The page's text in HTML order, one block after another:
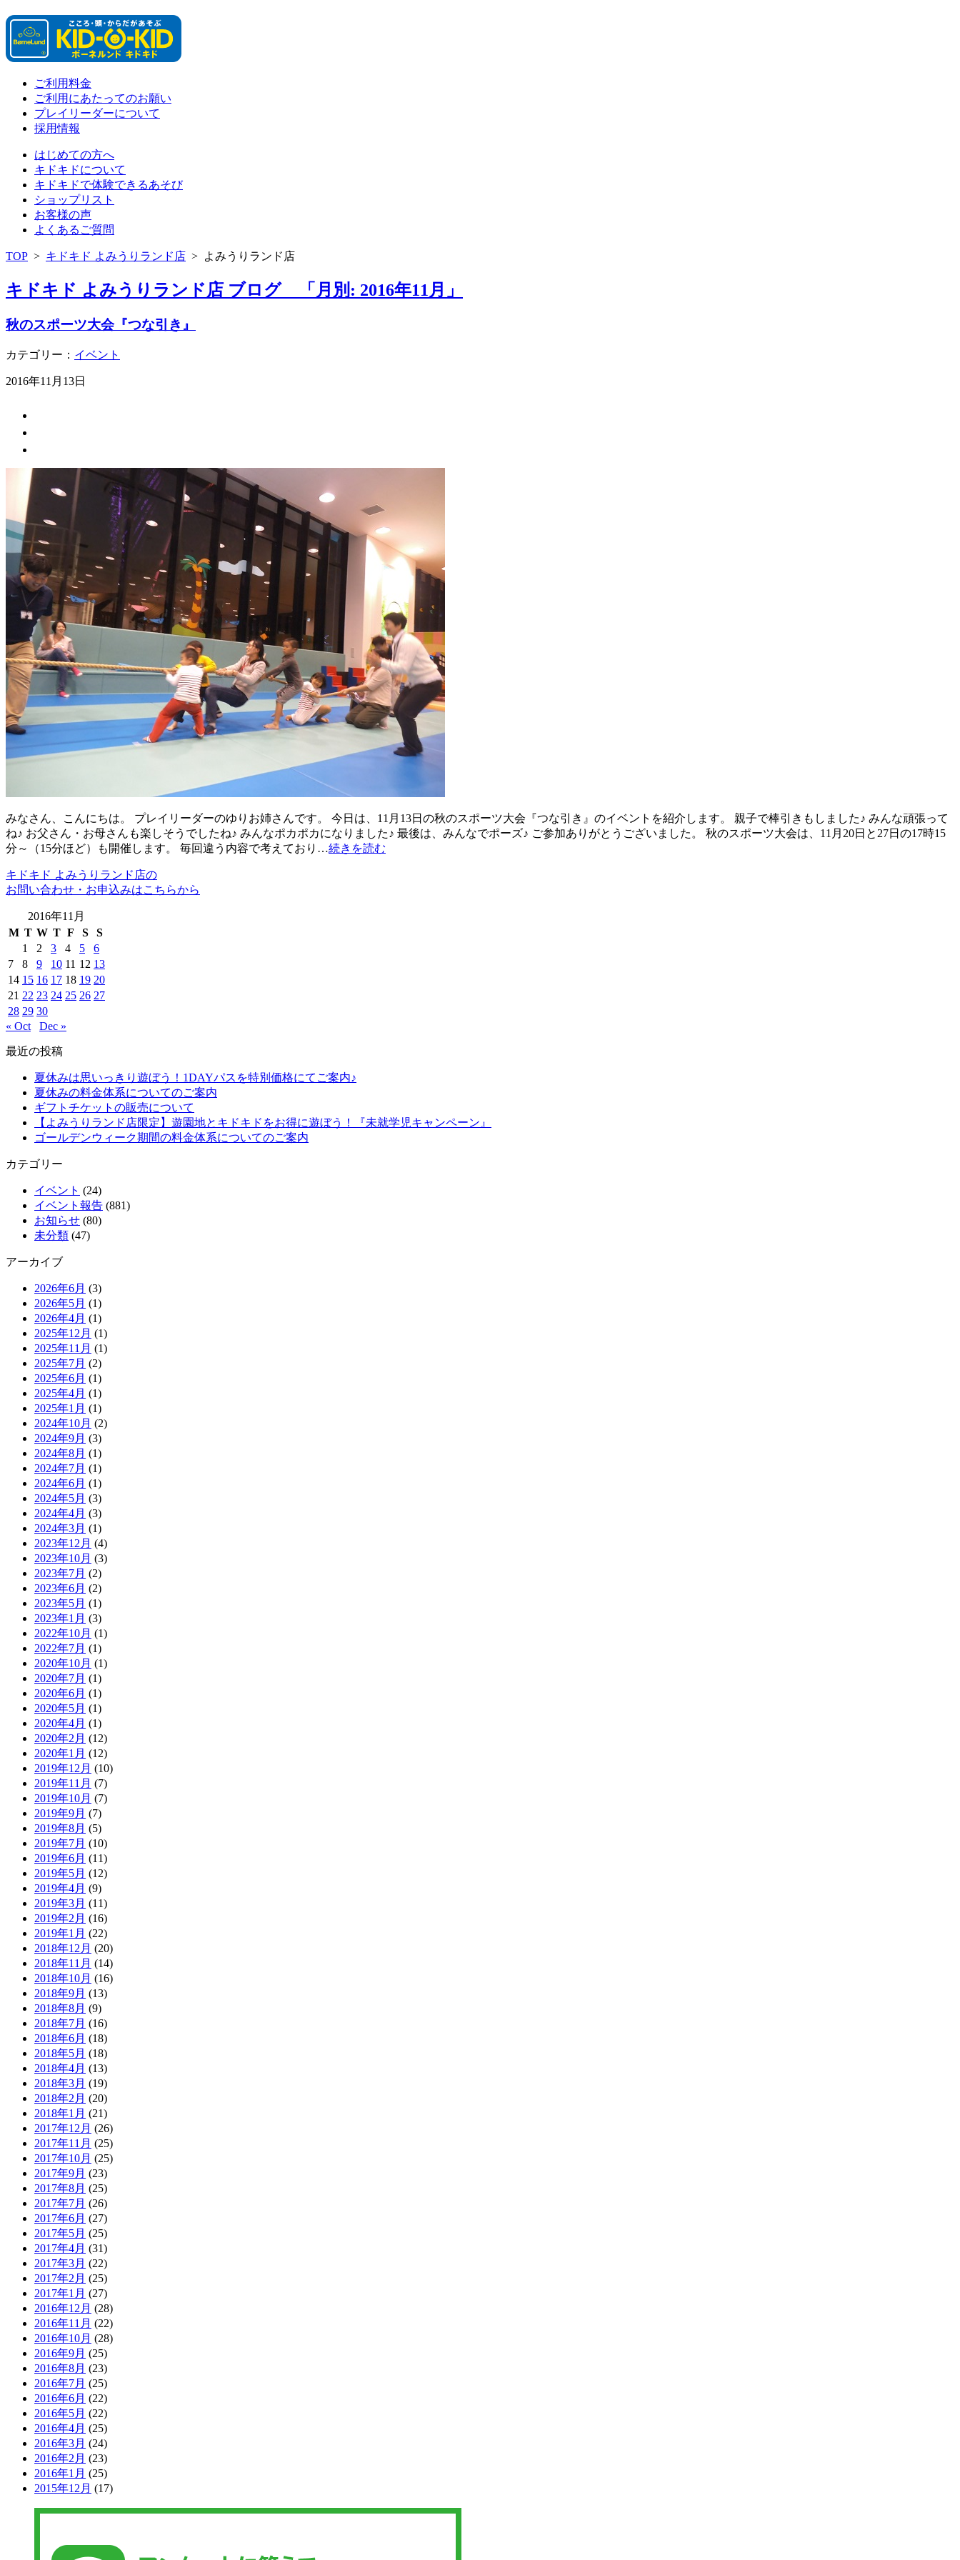
ご利用料金
ご利用にあたってのお願い
プレイリーダーについて
採用情報
はじめての方へ
キドキドについて
キドキドで体験できるあそび
ショップリスト
お客様の声
よくあるご質問
TOP > キドキド よみうりランド店 > よみうりランド店
キドキド よみうりランド店 ブログ 「月別: 2016年11月」
秋のスポーツ大会『つな引き』
カテゴリー： イベント
2016年11月13日
みなさん、こんにちは。 プレイリーダーのゆりお姉さんです。 今日は、11月13日の秋のスポーツ大会『つな引き』のイベントを紹介します。 親子で棒引きもしました♪ みんな頑張って
ね♪ お父さん・お母さんも楽しそうでしたね♪ みんなポカポカになりました♪ 最後は、みんなでポーズ♪ ご参加ありがとうございました。 秋のスポーツ大会は、11月20日と27日の17時15
分～（15分ほど）も開催します。 毎回違う内容で考えており…続きを読む
キドキド よみうりランド店の
お問い合わせ・お申込みはこちらから
2016年11月
M T W T F S
S
1
2 3 4 5
6
7
8 9 10 11 12 13
14 15 16 17 18 19 20
21 22 23 24 25 26 27
28 29 30
« Oct
Dec »
最近の投稿
夏休みは思いっきり遊ぼう！1DAYパスを特別価格にてご案内♪
夏休みの料金体系についてのご案内
ギフトチケットの販売について
【よみうりランド店限定】遊園地とキドキドをお得に遊ぼう！『未就学児キャンペーン』
ゴールデンウィーク期間の料金体系についてのご案内
カテゴリー
イベント (24)
イベント報告 (881)
お知らせ (80)
未分類 (47)
アーカイブ
2026年6月 (3)
2026年5月 (1)
2026年4月 (1)
2025年12月 (1)
2025年11月 (1)
2025年7月 (2)
2025年6月 (1)
2025年4月 (1)
2025年1月 (1)
2024年10月 (2)
2024年9月 (3)
2024年8月 (1)
2024年7月 (1)
2024年6月 (1)
2024年5月 (3)
2024年4月 (3)
2024年3月 (1)
2023年12月 (4)
2023年10月 (3)
2023年7月 (2)
2023年6月 (2)
2023年5月 (1)
2023年1月 (3)
2022年10月 (1)
2022年7月 (1)
2020年10月 (1)
2020年7月 (1)
2020年6月 (1)
2020年5月 (1)
2020年4月 (1)
2020年2月 (12)
2020年1月 (12)
2019年12月 (10)
2019年11月 (7)
2019年10月 (7)
2019年9月 (7)
2019年8月 (5)
2019年7月 (10)
2019年6月 (11)
2019年5月 (12)
2019年4月 (9)
2019年3月 (11)
2019年2月 (16)
2019年1月 (22)
2018年12月 (20)
2018年11月 (14)
2018年10月 (16)
2018年9月 (13)
2018年8月 (9)
2018年7月 (16)
2018年6月 (18)
2018年5月 (18)
2018年4月 (13)
2018年3月 (19)
2018年2月 (20)
2018年1月 (21)
2017年12月 (26)
2017年11月 (25)
2017年10月 (25)
2017年9月 (23)
2017年8月 (25)
2017年7月 (26)
2017年6月 (27)
2017年5月 (25)
2017年4月 (31)
2017年3月 (22)
2017年2月 (25)
2017年1月 (27)
2016年12月 (28)
2016年11月 (22)
2016年10月 (28)
2016年9月 (25)
2016年8月 (23)
2016年7月 (25)
2016年6月 (22)
2016年5月 (22)
2016年4月 (25)
2016年3月 (24)
2016年2月 (23)
2016年1月 (25)
2015年12月 (17)